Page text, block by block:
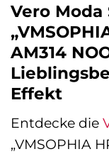
Vero Moda
AM314
Effekt
Entdecke die
„VMSOPHIA